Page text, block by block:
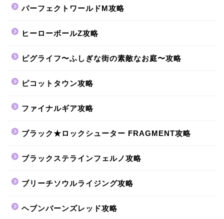
パーフェクトワールドM攻略
ヒーローボールZ攻略
ピグライフ〜ふしぎな街の素敵なお庭〜攻略
ピコットタウン攻略
ファイナルギア攻略
ブラック★ロックシューター FRAGMENT攻略
ブラックステラインフェルノ攻略
ブリーチソウルライジング攻略
ヘブンバーンズレッド攻略